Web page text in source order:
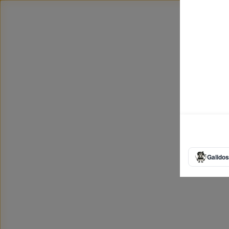
Galidos